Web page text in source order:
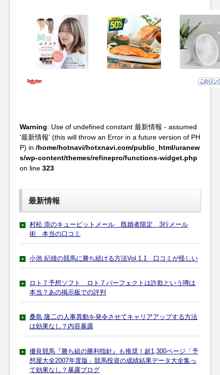
Warning: Use of undefined constant 最新情報 - assumed
'最新情報' (this will throw an Error in a future version of PH
P) in /home/hotnavi/hotxnavi.com/public_html/uranew
s/wp-content/themes/refinepro/functions-widget.php
on line 323
最新情報
村松 崇のキュービットメール 既婚者限定 3行メール
術 本当の口コミ
小池 紀雄の競馬に勝ち続ける方法Vol.1.1 口コミが怪しい
ロト７予想ソフト ロト７パーフェクトは詐欺という噂は
本当？あの掲示板での評判
桑島 隆二の人事異動を発令させてキャリアアップする方法
は効果なし？内容暴露
優良競馬『勝ち組の勝利指針』も推奨！超1,300ページ「予
想屋大全2007年度版」競馬投資の成績結果データ大全集っ
て効果なし？暴露ブログ